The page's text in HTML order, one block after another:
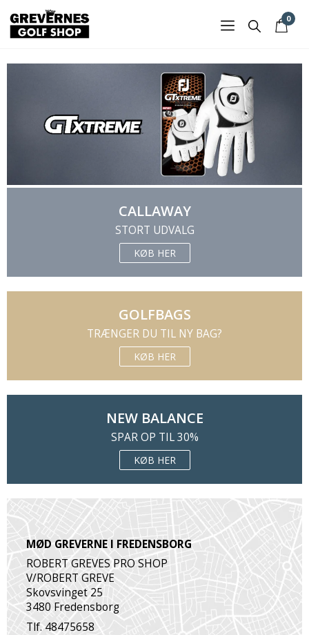
0
CALLAWAY
STORT UDVALG
KØB HER
GOLFBAGS
TRÆNGER DU TIL NY BAG?
KØB HER
NEW BALANCE
SPAR OP TIL 30%
KØB HER
MØD GREVERNE I FREDENSBORG
ROBERT GREVES PRO SHOP
V/ROBERT GREVE
Skovsvinget 25
3480 Fredensborg
Tlf. 48475658